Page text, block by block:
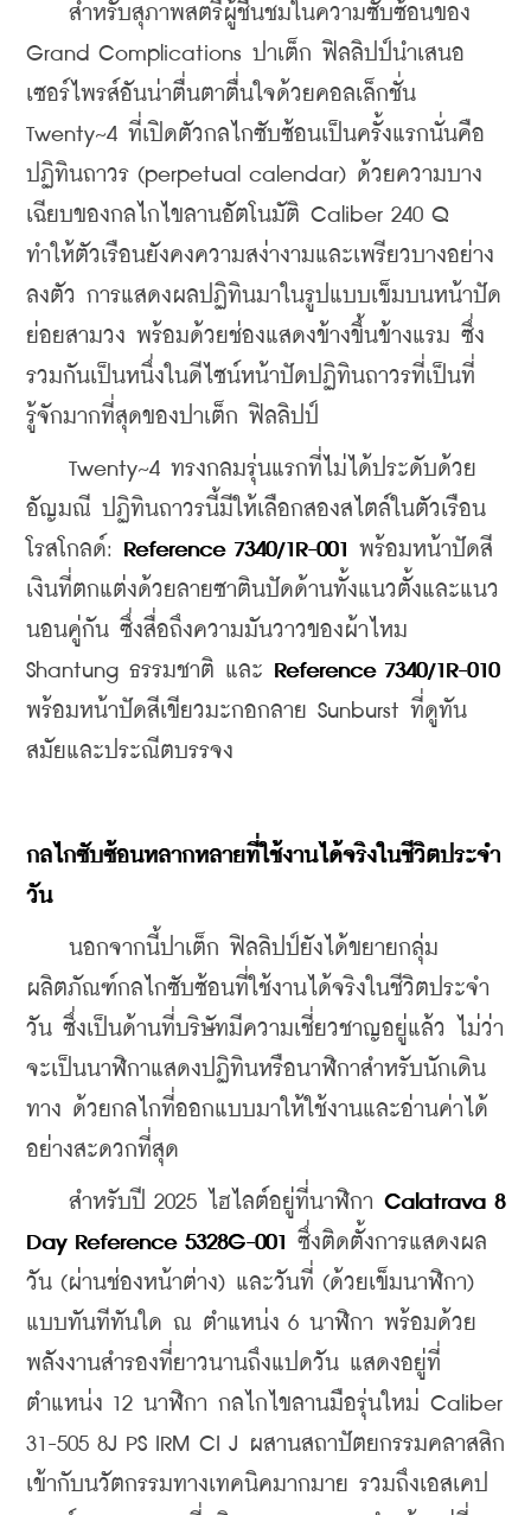
สำหรับสุภาพสตรีผู้ชื่นชมในความซับซ้อนของ
Grand Complications ปาเต็ก ฟิลลิปป์นำเสนอ
เซอร์ไพรส์อันน่าตื่นตาตื่นใจด้วยคอลเล็กชั่น
Twenty~4 ที่เปิดตัวกลไกซับซ้อนเป็นครั้งแรกนั่นคือ
ปฏิทินถาวร (perpetual calendar) ด้วยความบาง
เฉียบของกลไกไขลานอัตโนมัติ Caliber 240 Q
ทำให้ตัวเรือนยังคงความสง่างามและเพรียวบางอย่าง
ลงตัว การแสดงผลปฏิทินมาในรูปแบบเข็มบนหน้าปัด
ย่อยสามวง พร้อมด้วยช่องแสดงข้างขึ้นข้างแรม ซึ่ง
รวมกันเป็นหนึ่งในดีไซน์หน้าปัดปฏิทินถาวรที่เป็นที่
รู้จักมากที่สุดของปาเต็ก ฟิลลิปป์
Twenty~4 ทรงกลมรุ่นแรกที่ไม่ได้ประดับด้วย
อัญมณี ปฏิทินถาวรนี้มีให้เลือกสองสไตล์ในตัวเรือน
โรสโกลด์: Reference 7340/1R-001 พร้อมหน้าปัดสี
เงินที่ตกแต่งด้วยลายซาตินปัดด้านทั้งแนวตั้งและแนว
นอนคู่กัน ซึ่งสื่อถึงความมันวาวของผ้าไหม
Shantung ธรรมชาติ และ Reference 7340/1R-010
พร้อมหน้าปัดสีเขียวมะกอกลาย Sunburst ที่ดูทัน
สมัยและประณีตบรรจง
กลไกซับซ้อนหลากหลายที่ใช้งานได้จริงในชีวิตประจำ
วัน
นอกจากนี้ปาเต็ก ฟิลลิปป์ยังได้ขยายกลุ่ม
ผลิตภัณฑ์กลไกซับซ้อนที่ใช้งานได้จริงในชีวิตประจำ
วัน ซึ่งเป็นด้านที่บริษัทมีความเชี่ยวชาญอยู่แล้ว ไม่ว่า
จะเป็นนาฬิกาแสดงปฏิทินหรือนาฬิกาสำหรับนักเดิน
ทาง ด้วยกลไกที่ออกแบบมาให้ใช้งานและอ่านค่าได้
อย่างสะดวกที่สุด
สำหรับปี 2025 ไฮไลต์อยู่ที่นาฬิกา Calatrava 8
Day Reference 5328G-001 ซึ่งติดตั้งการแสดงผล
วัน (ผ่านช่องหน้าต่าง) และวันที่ (ด้วยเข็มนาฬิกา)
แบบทันทีทันใด ณ ตำแหน่ง 6 นาฬิกา พร้อมด้วย
พลังงานสำรองที่ยาวนานถึงแปดวัน แสดงอยู่ที่
ตำแหน่ง 12 นาฬิกา กลไกไขลานมือรุ่นใหม่ Caliber
31-505 8J PS IRM CI J ผสานสถาปัตยกรรมคลาสสิก
เข้ากับนวัตกรรมทางเทคนิคมากมาย รวมถึงเอสเคป